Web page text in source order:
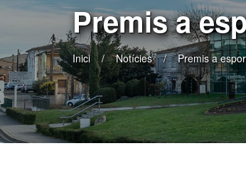
Premis a
Inici Notícies Premis a